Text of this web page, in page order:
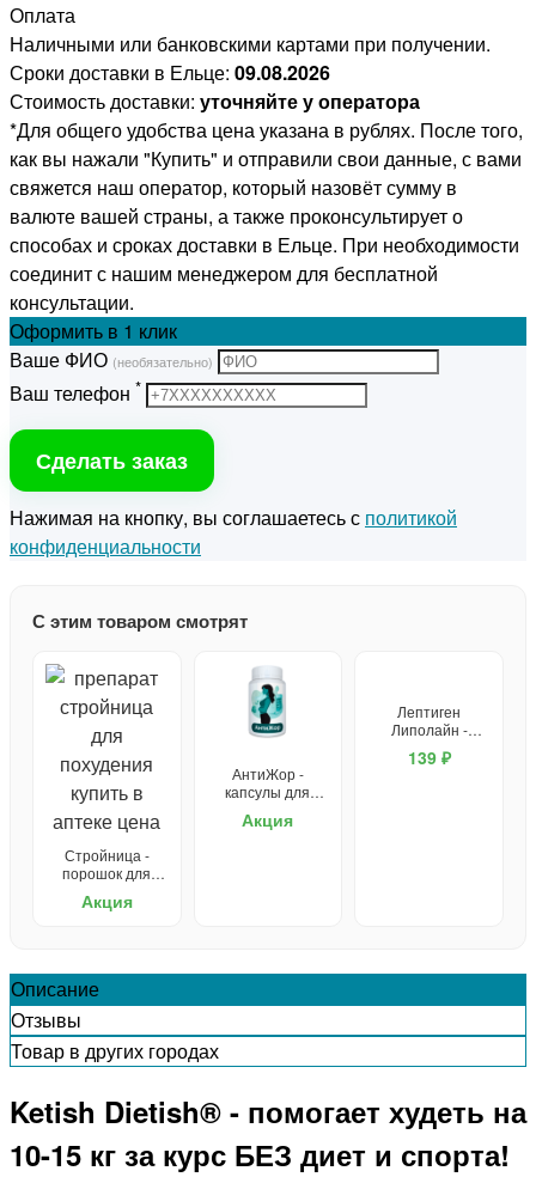
Оплата
Наличными или банковскими картами при получении.
Сроки доставки в Ельце: 09.08.2026
Стоимость доставки: уточняйте у оператора
*Для общего удобства цена указана в рублях. После того,
как вы нажали "Купить" и отправили свои данные, с вами
свяжется наш оператор, который назовёт сумму в
валюте вашей страны, а также проконсультирует о
способах и сроках доставки в Ельце. При необходимости
соединит с нашим менеджером для бесплатной
консультации.
Оформить в 1 клик
Ваше ФИО (необязательно)
Ваш телефон *
Сделать заказ
Нажимая на кнопку, вы соглашаетесь с политикой
конфиденциальности
С этим товаром смотрят
Стройница -
порошок для
Акция
АнтиЖор -
капсулы для
Акция
Лептиген
Липолайн -
капсулы для
похудения
139 ₽
Описание
Отзывы
Товар в других городах
Ketish Dietish® - помогает худеть на
10-15 кг за курс БЕЗ диет и спорта!